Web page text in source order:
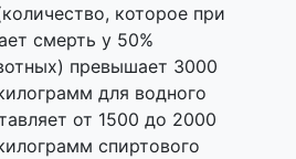
которое при
смерть у 50%
превышает 3000
для водного
от 1500 до 2000
спиртового